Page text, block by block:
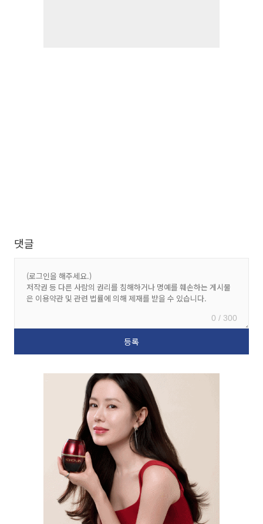
댓글
0 / 300